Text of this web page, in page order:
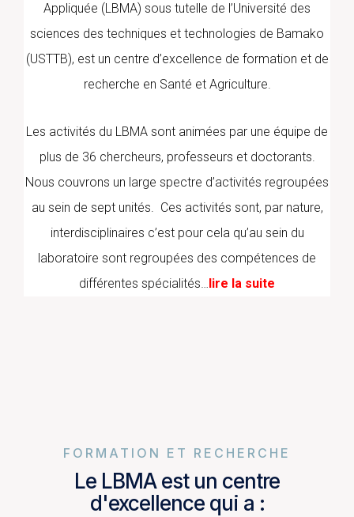
Appliquée (LBMA) sous tutelle de l’Université des
sciences des techniques et technologies de Bamako
(USTTB), est un centre d’excellence de formation et de
recherche en Santé et Agriculture.
Les activités du LBMA sont animées par une équipe de
plus de 36 chercheurs, professeurs et doctorants.
Nous couvrons un large spectre d’activités regroupées
au sein de sept unités. Ces activités sont, par nature,
interdisciplinaires c’est pour cela qu’au sein du
laboratoire sont regroupées des compétences de
différentes spécialités… lire la suite
FORMATION ET RECHERCHE
Le LBMA est un centre
d'excellence qui a :